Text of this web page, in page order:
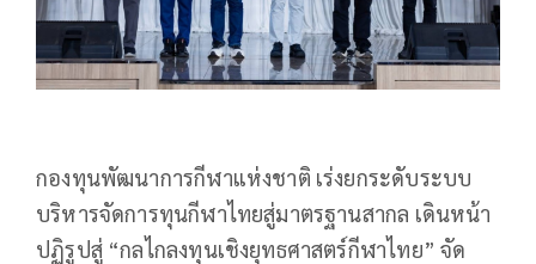
กองทุนพัฒนาการกีฬาแห่งชาติ เร่งยกระดับระบบ
บริหารจัดการทุนกีฬาไทยสู่มาตรฐานสากล เดินหน้า
ปฏิรูปสู่ “กลไกลงทุนเชิงยุทธศาสตร์กีฬาไทย” จัด